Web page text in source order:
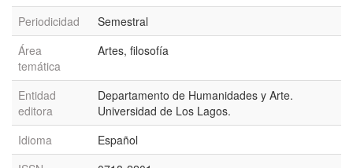
Periodicidad
Semestral
Área
temática
Artes, filosofía
Entidad
editora
Departamento de Humanidades y Arte.
Universidad de Los Lagos.
Idioma
Español